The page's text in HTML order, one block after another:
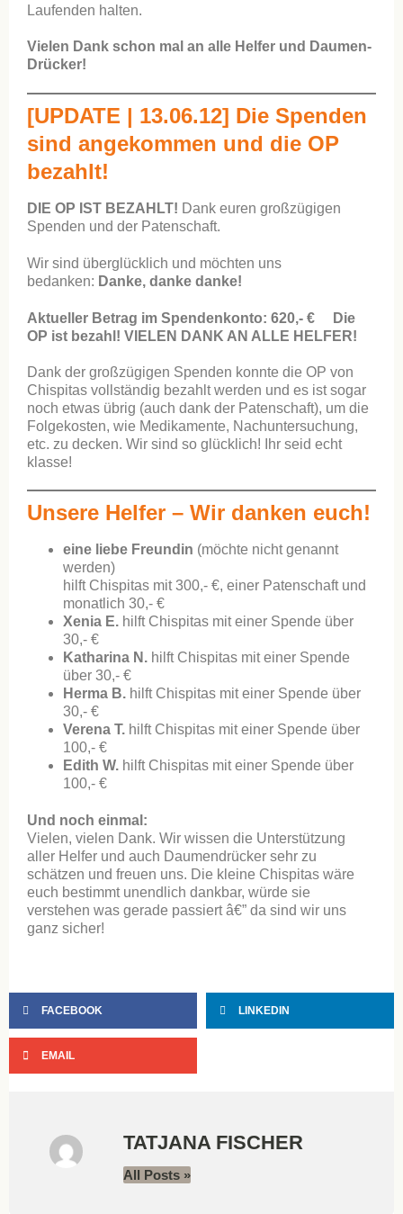
Laufenden halten.
Vielen Dank schon mal an alle Helfer und Daumen-
Drücker!
[UPDATE | 13.06.12] Die Spenden
sind angekommen und die OP
bezahlt!
DIE OP IST BEZAHLT! Dank euren großzügigen
Spenden und der Patenschaft.
Wir sind überglücklich und möchten uns
bedanken: Danke, danke danke!
Aktueller Betrag im Spendenkonto: 620,- €
Die
OP ist bezahl! VIELEN DANK AN ALLE HELFER!
Dank der großzügigen Spenden konnte die OP von
Chispitas vollständig bezahlt werden und es ist sogar
noch etwas übrig (auch dank der Patenschaft), um die
Folgekosten, wie Medikamente, Nachuntersuchung,
etc. zu decken. Wir sind so glücklich! Ihr seid echt
klasse!
Unsere Helfer – Wir danken euch!
eine liebe Freundin (möchte nicht genannt
werden)
hilft Chispitas mit 300,- €, einer Patenschaft und
monatlich 30,- €
Xenia E. hilft Chispitas mit einer Spende über
30,- €
Katharina N. hilft Chispitas mit einer Spende
über 30,- €
Herma B. hilft Chispitas mit einer Spende über
30,- €
Verena T. hilft Chispitas mit einer Spende über
100,- €
Edith W. hilft Chispitas mit einer Spende über
100,- €
Und noch einmal:
Vielen, vielen Dank. Wir wissen die Unterstützung
aller Helfer und auch Daumendrücker sehr zu
schätzen und freuen uns. Die kleine Chispitas wäre
euch bestimmt unendlich dankbar, würde sie
verstehen was gerade passiert â€” da sind wir uns
ganz sicher!
FACEBOOK LINKEDIN
EMAIL
TATJANA FISCHER
All Posts »